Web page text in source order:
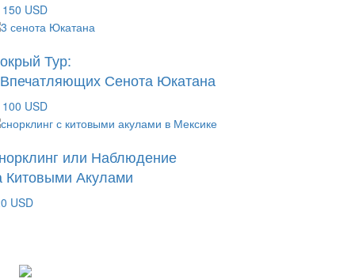
150 USD
Тур:
Сенота Юкатана
100 USD
или Наблюдение
Китовыми Акулами
USD